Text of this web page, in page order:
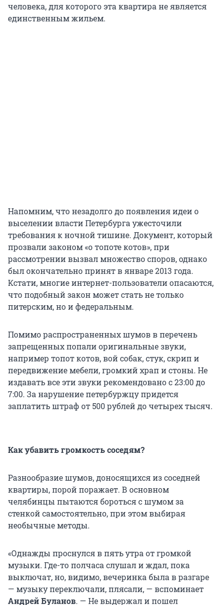
человека, для которого эта квартира не является
единственным жильем.
Напомним, что незадолго до появления идеи о
выселении власти Петербурга ужесточили
требования к ночной тишине. Документ, который
прозвали законом «о топоте котов», при
рассмотрении вызвал множество споров, однако
был окончательно принят в январе 2013 года.
Кстати, многие интернет-пользователи опасаются,
что подобный закон может стать не только
питерским, но и федеральным.
Помимо распространенных шумов в перечень
запрещенных попали оригинальные звуки,
например топот котов, вой собак, стук, скрип и
передвижение мебели, громкий храп и стоны. Не
издавать все эти звуки рекомендовано с 23:00 до
7:00. За нарушение петербуржцу придется
заплатить штраф от 500 рублей до четырех тысяч.
Как убавить громкость соседям?
Разнообразие шумов, доносящихся из соседней
квартиры, порой поражает. В основном
челябинцы пытаются бороться с шумом за
стенкой самостоятельно, при этом выбирая
необычные методы.
«Однажды проснулся в пять утра от громкой
музыки. Где-то полчаса слушал и ждал, пока
выключат, но, видимо, вечеринка была в разгаре
— музыку переключали, плясали, — вспоминает
Андрей Буланов. — Не выдержал и пошел